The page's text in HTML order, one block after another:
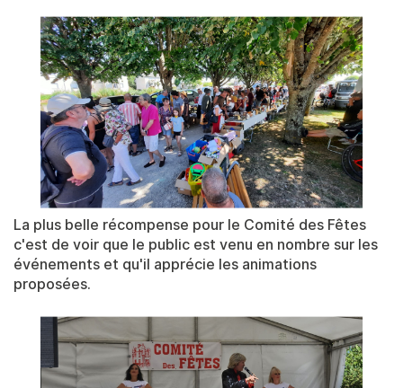
La plus belle récompense pour le Comité des Fêtes
c'est de voir que le public est venu en nombre sur les
événements et qu'il apprécie les animations
proposées.